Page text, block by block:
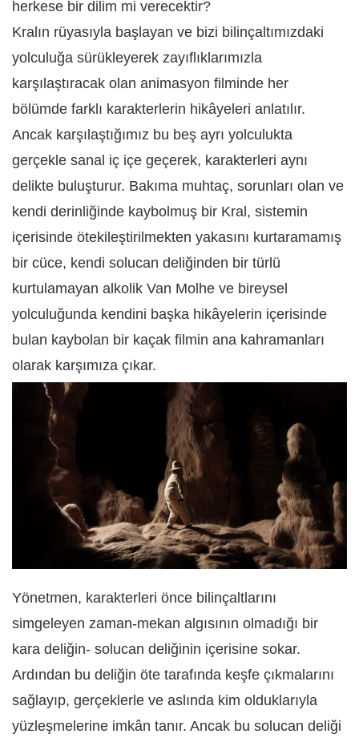
herkese bir dilim mi verecektir?
Kralın rüyasıyla başlayan ve bizi bilinçaltımızdaki
yolculuğa sürükleyerek zayıflıklarımızla
karşılaştıracak olan animasyon filminde her
bölümde farklı karakterlerin hikâyeleri anlatılır.
Ancak karşılaştığımız bu beş ayrı yolculukta
gerçekle sanal iç içe geçerek, karakterleri aynı
delikte buluşturur. Bakıma muhtaç, sorunları olan ve
kendi derinliğinde kaybolmuş bir Kral, sistemin
içerisinde ötekileştirilmekten yakasını kurtaramamış
bir cüce, kendi solucan deliğinden bir türlü
kurtulamayan alkolik Van Molhe ve bireysel
yolculuğunda kendini başka hikâyelerin içerisinde
bulan kaybolan bir kaçak filmin ana kahramanları
olarak karşımıza çıkar.
Yönetmen, karakterleri önce bilinçaltlarını
simgeleyen zaman-mekan algısının olmadığı bir
kara deliğin- solucan deliğinin içerisine sokar.
Ardından bu deliğin öte tarafında keşfe çıkmalarını
sağlayıp, gerçeklerle ve aslında kim olduklarıyla
yüzleşmelerine imkân tanır. Ancak bu solucan deliği